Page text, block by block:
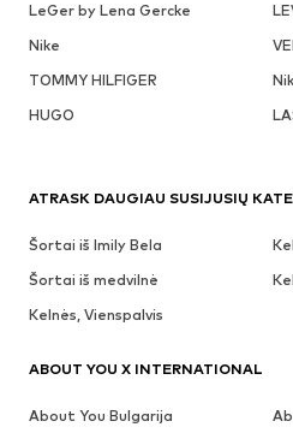
LeGer by Lena Gercke
Nike
TOMMY HILFIGER
HUGO
ATRASK DAUGIAU SUSIJUSIŲ
Šortai iš Imily Bela
Šortai iš medvilnė
Kelnės, Vienspalvis
ABOUT YOU X INTERNATIONAL
About You Bulgarija